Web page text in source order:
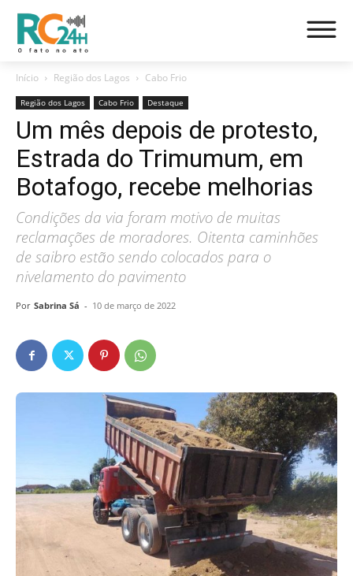
Início Região dos Lagos Cabo Frio
Região dos Lagos Cabo Frio Destaque
Um mês depois de protesto,
Estrada do Trimumum, em
Botafogo, recebe melhorias
Condições da via foram motivo de muitas
reclamações de moradores. Oitenta caminhões
de saibro estão sendo colocados para o
nivelamento do pavimento
Por Sabrina Sá - 10 de março de 2022